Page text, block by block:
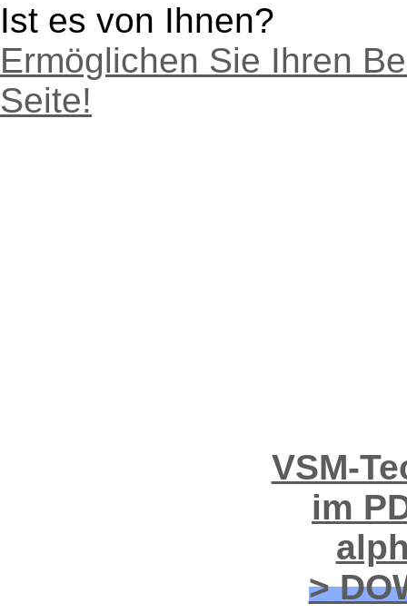
Ist es von Ihnen?
Ermöglichen Sie Ihren
Seite!
VSM-
im
>